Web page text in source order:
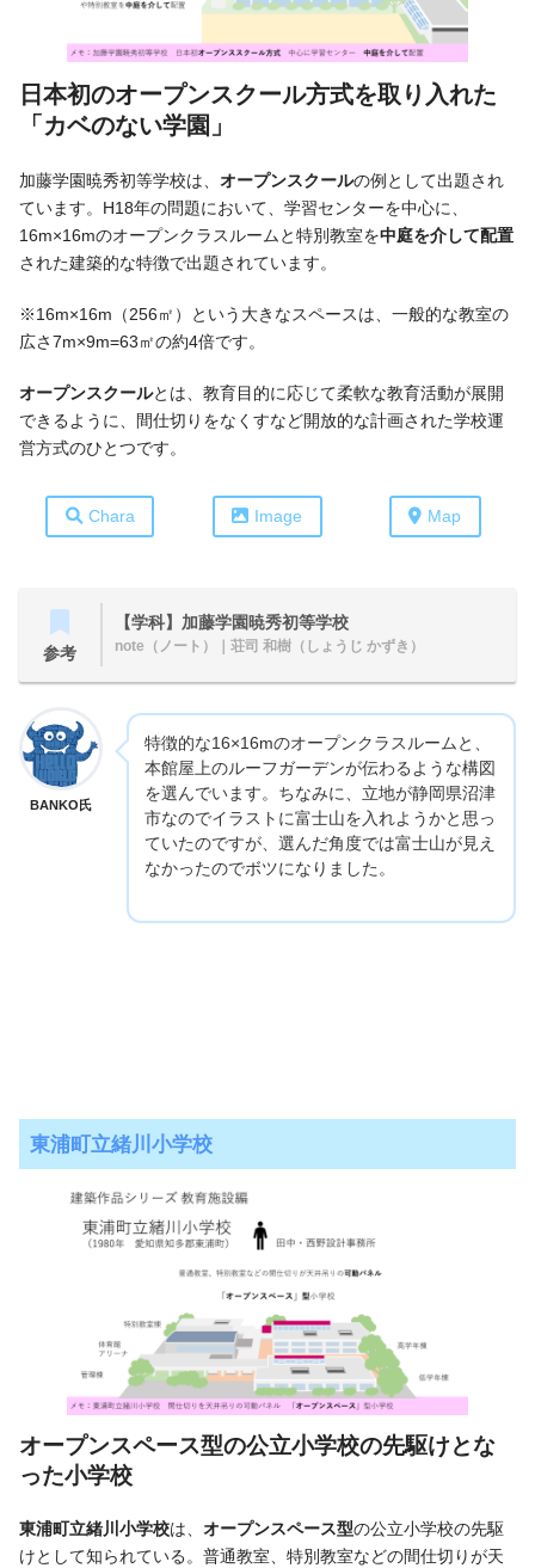
日 本初のオープンスクール方式を取り入れた
「カベのない学園」
加藤学園暁秀初等学校は、 オープンスクールの例として出題され
ています。H18年の問題において、学習センターを中心に、
16m×16mのオープンクラスルームと特別教室を中庭を介して配置
された建築的な特徴で出題されています。
※16m×16m（256㎡）という大きなスペースは、一般的な教室の
広さ7m×9m=63㎡の約4倍です。
オープンスクールとは、教育目的に応じて柔軟な教育活動が展開
できるように、間仕切りをなくすなど開放的な計画された学校運
営方式のひとつです。
Chara Image Map
参考
【学科】加藤学園暁秀初等学校
note（ノート） ｜荘司 和樹（しょうじ かずき）
BANKO氏
特徴的な16×16mのオープンクラスルームと、
本館屋上のルーフガーデンが伝わるような構図
を選んでいます。ちなみに、立地が静岡県沼津
市なのでイラストに富士山を入れようかと思っ
ていたのですが、選んだ角度では富士山が見え
なかったのでボツになりました。
東浦町立緒川小学校
オープンスペース型の公立小学校の先駆けとな
った小学校
東浦町立緒川小学校は、 オープンスペース型の公立小学校の先駆
けとして知られている。普通教室、特別教室などの間仕切りが天